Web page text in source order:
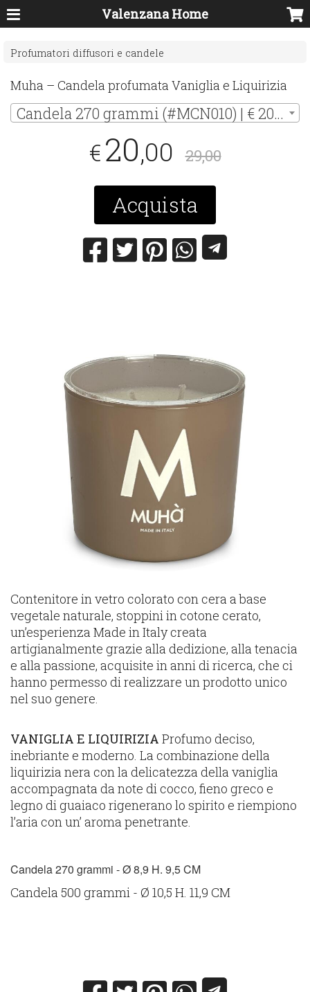
Valenzana Home
Profumatori diffusori e candele
Muha – Candela profumata Vaniglia e Liquirizia
Candela 270 grammi (#MCN010) | € 20,00
€20,00 29,00
Acquista
Contenitore in vetro colorato con cera a base
vegetale naturale, stoppini in cotone cerato,
un’esperienza Made in Italy creata
artigianalmente grazie alla dedizione, alla tenacia
e alla passione, acquisite in anni di ricerca, che ci
hanno permesso di realizzare un prodotto unico
nel suo genere.
VANIGLIA E LIQUIRIZIAProfumo deciso,
inebriante e moderno. La combinazione della
liquirizia nera con la delicatezza della vaniglia
accompagnata da note di cocco, fieno greco e
legno di guaiaco rigenerano lo spirito e riempiono
l’aria con un’ aroma penetrante.
Candela 270 grammi - Ø 8,9 H. 9,5 CM
Candela 500 grammi - Ø 10,5 H. 11,9 CM